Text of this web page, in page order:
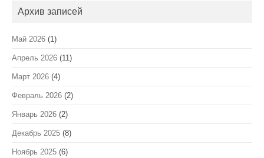
Архив записей
Май 2026 (1)
Апрель 2026 (11)
Март 2026 (4)
Февраль 2026 (2)
Январь 2026 (2)
Декабрь 2025 (8)
Ноябрь 2025 (6)